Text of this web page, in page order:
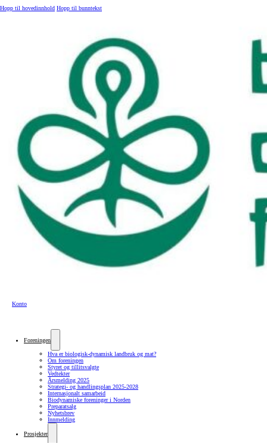
Hopp til hovedinnhold Hopp til bunntekst
Konto
Foreningen
Hva er biologisk-dynamisk landbruk og mat?
Om foreningen
Styret og tillitsvalgte
Vedtekter
Årsmelding 2025
Strategi- og handlingsplan 2025-2028
Internasjonalt samarbeid
Biodynamiske foreninger i Norden
Preparatsalg
Nyhetsbrev
Innmelding
Prosjekter